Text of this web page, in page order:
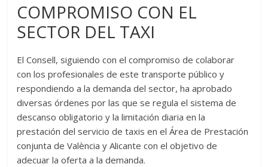
COMPROMISO CON EL
SECTOR DEL TAXI
El Consell, siguiendo con el compromiso de colaborar
con los profesionales de este transporte público y
respondiendo a la demanda del sector, ha aprobado
diversas órdenes por las que se regula el sistema de
descanso obligatorio y la limitación diaria en la
prestación del servicio de taxis en el Área de Prestación
conjunta de València y Alicante con el objetivo de
adecuar la oferta a la demanda.